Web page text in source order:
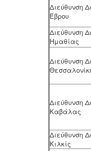
Διεύθυνση
Έβρου
Διεύθυνση
Ημαθίας
Διεύθυνση
Διεύθυνση
Καβάλας
Διεύθυνση
Κιλκίς